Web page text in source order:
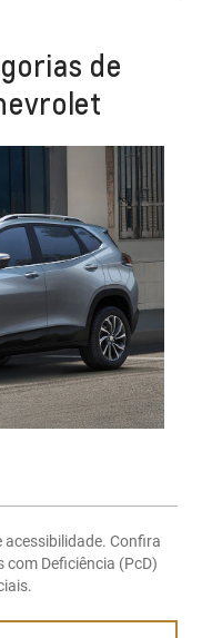
de
acessibilidade. Confira
com Deficiência (PcD)